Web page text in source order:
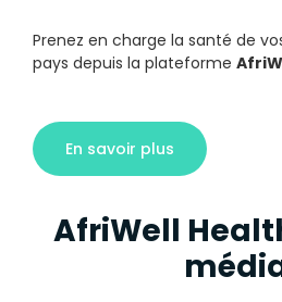
Prenez en charge la santé de
pays depuis la plateforme
En savoir plus
AfriWell